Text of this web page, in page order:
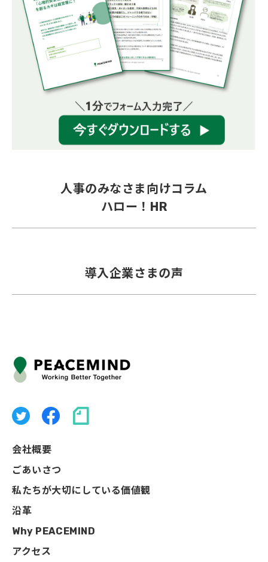
人事のみなさま向けコラム
ハロー！HR
導入企業さまの声
会社概要
ごあいさつ
私たちが大切にしている価値観
沿革
Why PEACEMIND
アクセス